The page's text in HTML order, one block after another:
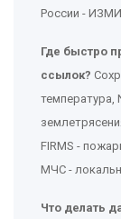
России -
Где быстро
ссылок?
температура,
FIRMS -
МЧС -
Что делать